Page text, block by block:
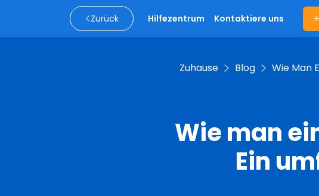
Zurück Hilfezentrum Kontaktiere uns
Zuhause Blog Wie Man
Wie man
Ein